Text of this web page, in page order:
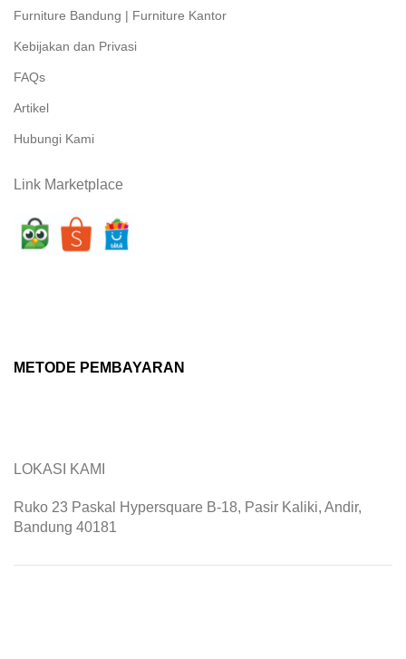
Furniture Bandung | Furniture Kantor
Kebijakan dan Privasi
FAQs
Artikel
Hubungi Kami
Link Marketplace
Bandung 40181